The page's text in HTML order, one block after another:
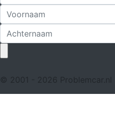
© 2001 - 2026 Problemcar.nl |